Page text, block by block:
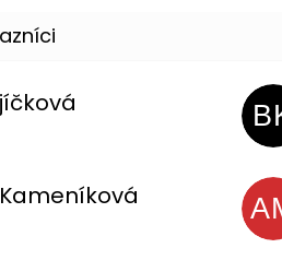
je 5 z 5 hvězdiček.
je 5 z 5 hvězdiček.